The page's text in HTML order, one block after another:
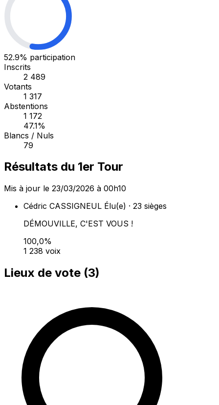
52.9% participation
Inscrits
2 489
Votants
1 317
Abstentions
1 172
47.1%
Blancs / Nuls
79
Résultats du 1er Tour
Mis à jour le 23/03/2026 à 00h10
Cédric CASSIGNEUL Élu(e) · 23 sièges
DÉMOUVILLE, C'EST VOUS !
100,0%
1 238 voix
Lieux de vote (3)